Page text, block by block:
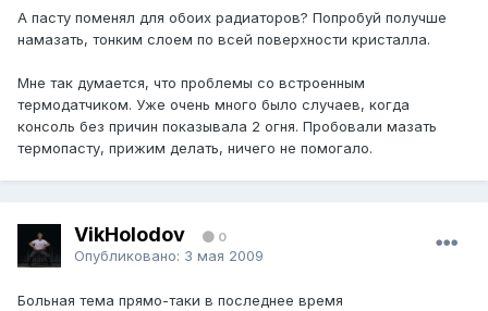
А пасту поменял для обоих радиаторов? Попробуй получше
намазать, тонким слоем по всей поверхности кристалла.
Мне так думается, что проблемы со встроенным
термодатчиком. Уже очень много было случаев, когда
консоль без причин показывала 2 огня. Пробовали мазать
термопасту, прижим делать, ничего не помогало.
VikHolodov 0
Опубликовано: 3 мая 2009
Больная тема прямо-таки в последнее время